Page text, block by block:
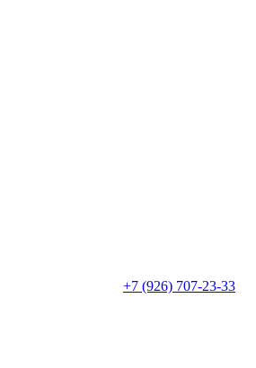
+7 (926) 707-23-33